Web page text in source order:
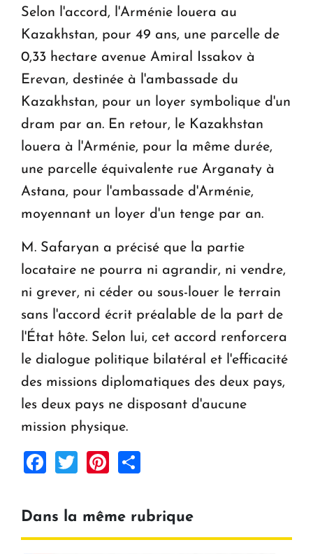
Selon l'accord, l'Arménie louera au
Kazakhstan, pour 49 ans, une parcelle de
0,33 hectare avenue Amiral Issakov à
Erevan, destinée à l'ambassade du
Kazakhstan, pour un loyer symbolique d'un
dram par an. En retour, le Kazakhstan
louera à l'Arménie, pour la même durée,
une parcelle équivalente rue Arganaty à
Astana, pour l'ambassade d'Arménie,
moyennant un loyer d'un tenge par an.
M. Safaryan a précisé que la partie
locataire ne pourra ni agrandir, ni vendre,
ni grever, ni céder ou sous-louer le terrain
sans l'accord écrit préalable de la part de
l'État hôte. Selon lui, cet accord renforcera
le dialogue politique bilatéral et l'efficacité
des missions diplomatiques des deux pays,
les deux pays ne disposant d'aucune
mission physique.
Facebook
TwitterPinterest
Dans la même rubrique